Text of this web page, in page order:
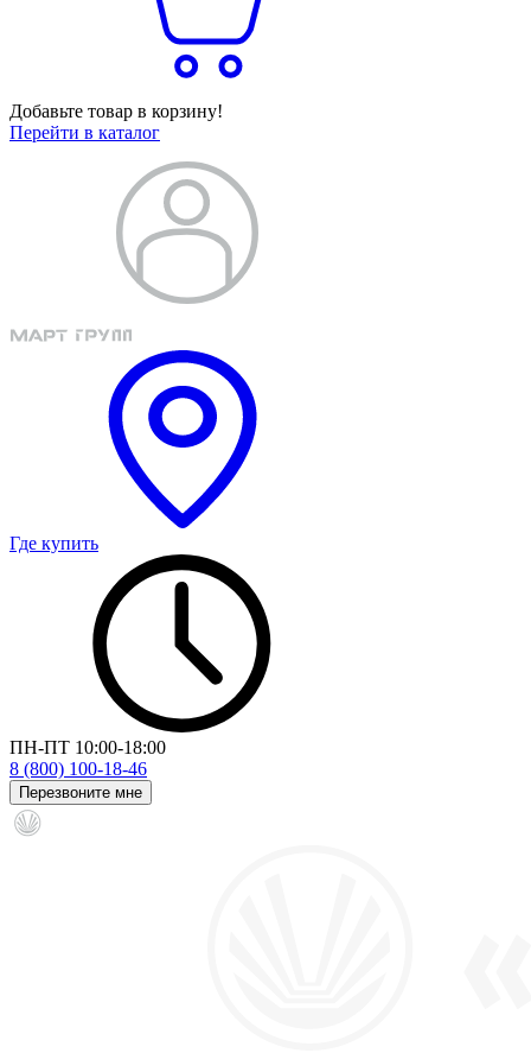
Добавьте товар в корзину!
Перейти в каталог
Где купить
ПН-ПТ 10:00-18:00
8 (800) 100-18-46
Перезвоните мне